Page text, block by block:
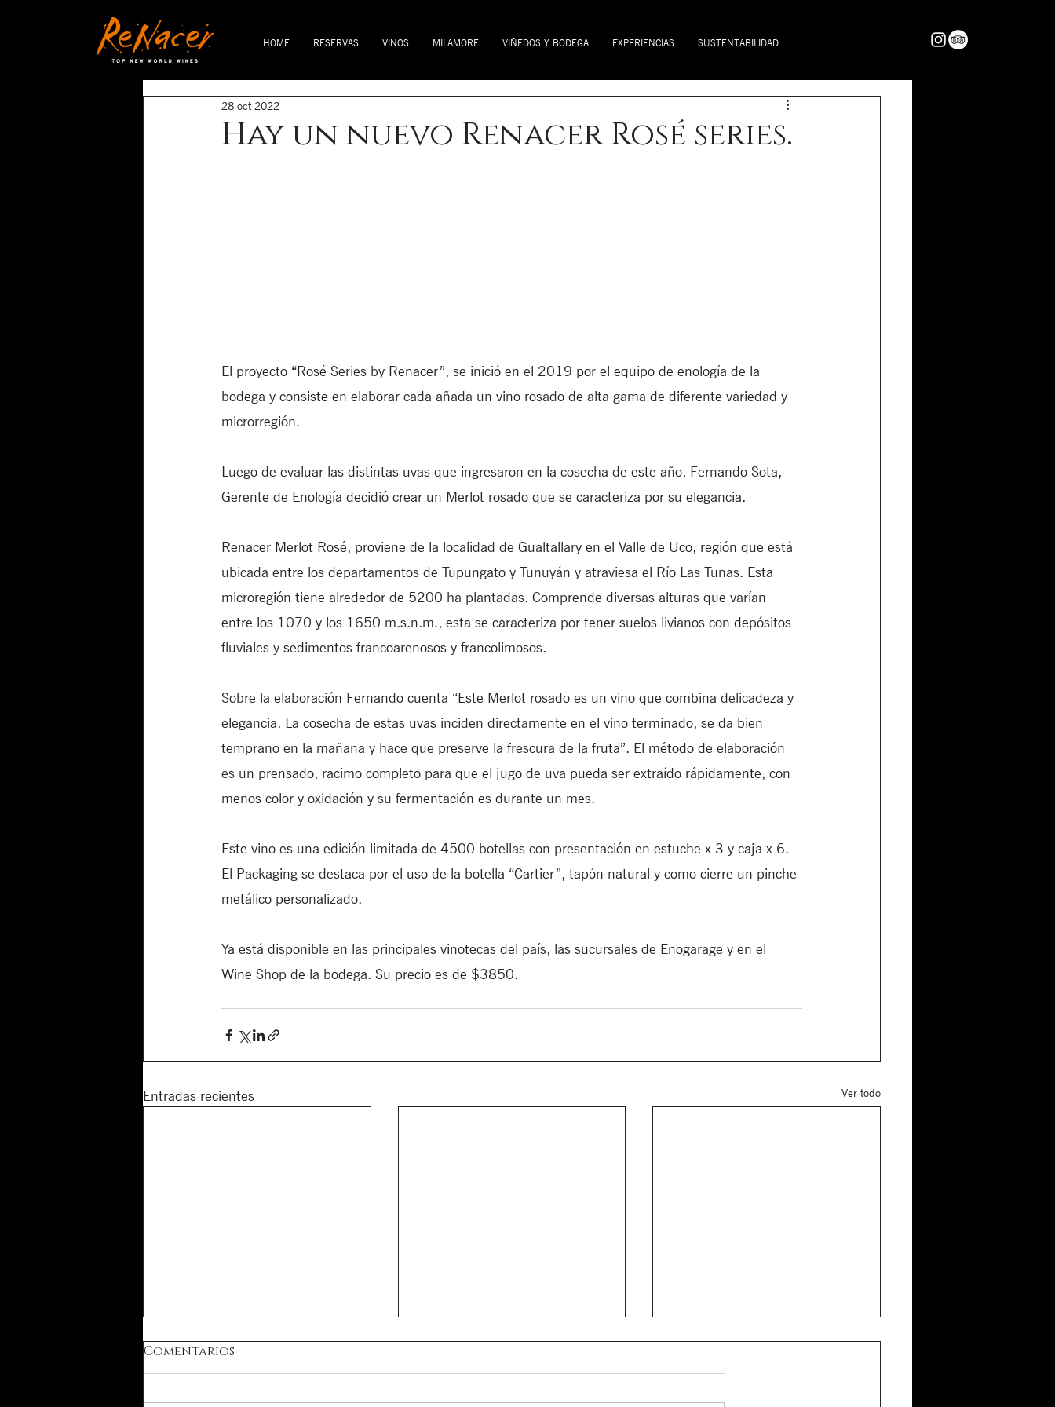
HOME RESERVAS VINOS MILAMORE VIÑEDOS Y BODEGA EXPERIENCIAS SUSTENTABILIDAD
Hay un nuevo Renacer Rosé series.
28 oct 2022
El proyecto “Rosé Series by Renacer”, se inició en el 2019 por el equipo de enología de la
bodega y consiste en elaborar cada añada un vino rosado de alta gama de diferente variedad y
microrregión.
Luego de evaluar las distintas uvas que ingresaron en la cosecha de este año, Fernando Sota,
Gerente de Enología decidió crear un Merlot rosado que se caracteriza por su elegancia.
Renacer Merlot Rosé, proviene de la localidad de Gualtallary en el Valle de Uco, región que está
ubicada entre los departamentos de Tupungato y Tunuyán y atraviesa el Río Las Tunas. Esta
microregión tiene alrededor de 5200 ha plantadas. Comprende diversas alturas que varían
entre los 1070 y los 1650 m.s.n.m., esta se caracteriza por tener suelos livianos con depósitos
fluviales y sedimentos francoarenosos y francolimosos.
Sobre la elaboración Fernando cuenta “Este Merlot rosado es un vino que combina delicadeza y
elegancia. La cosecha de estas uvas inciden directamente en el vino terminado, se da bien
temprano en la mañana y hace que preserve la frescura de la fruta”. El método de elaboración
es un prensado, racimo completo para que el jugo de uva pueda ser extraído rápidamente, con
menos color y oxidación y su fermentación es durante un mes.
Este vino es una edición limitada de 4500 botellas con presentación en estuche x 3 y caja x 6.
El Packaging se destaca por el uso de la botella “Cartier”, tapón natural y como cierre un pinche
metálico personalizado.
Ya está disponible en las principales vinotecas del país, las sucursales de Enogarage y en el
Wine Shop de la bodega. Su precio es de $3850.
Entradas recientes Ver todo
Comentarios